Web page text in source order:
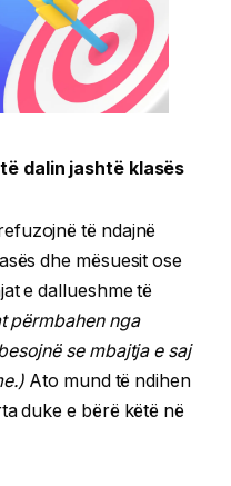
dalin jashtë klasës
të ndajnë
dhe mësuesit ose
e dallueshme të
përmbahen nga
se mbajtja e saj
Ato mund të ndihen
duke e bërë këtë në